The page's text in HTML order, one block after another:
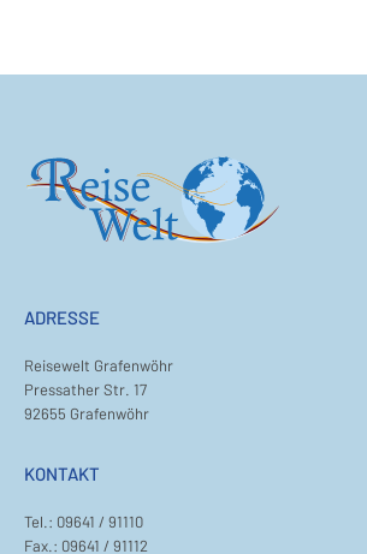
ADRESSE
Reisewelt Grafenwöhr
Pressather Str. 17
92655 Grafenwöhr
KONTAKT
Tel.: 09641 / 91110
Fax.: 09641 / 91112